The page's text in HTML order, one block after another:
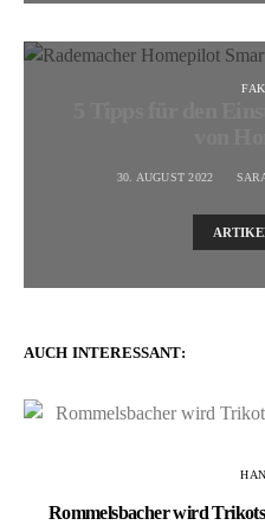
30. AUGUST 2022
AUCH INTERESSANT:
Rommelsbacher wird